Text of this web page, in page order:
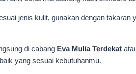
jenis kulit, gunakan dengan takaran
di cabang Eva Mulia Terdekat
yang sesuai kebutuhanmu.